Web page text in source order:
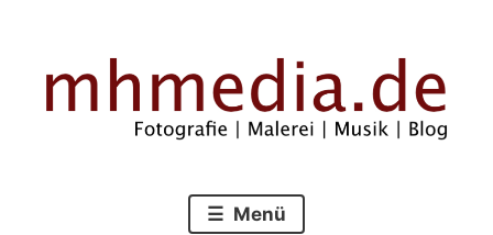
springen
mhmedia.de
Menü